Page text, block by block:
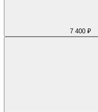
7 400 ₽